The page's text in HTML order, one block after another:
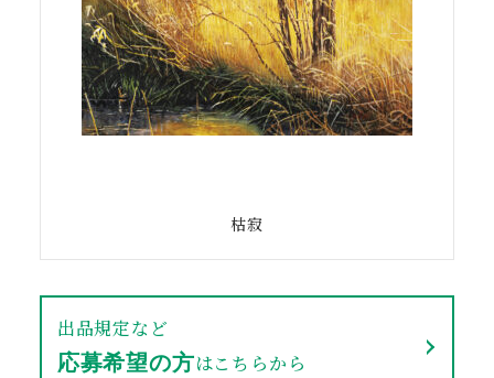
枯寂
出品規定など
応募希望の方はこちらから